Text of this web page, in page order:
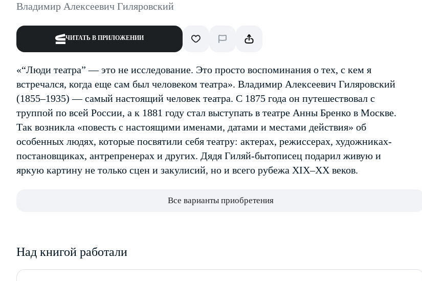
Владимир Алексеевич Гиляровский
ЧИТАТЬ В ПРИЛОЖЕНИИ
«“Люди театра” — это не исследование. Это просто воспоминания о тех, с кем я
встречался, когда еще сам был человеком театра». Владимир Алексеевич Гиляровский
(1855–1935) — самый настоящий человек театра. С 1875 года он путешествовал с
труппой по всей России, а к 1881 году стал выступать в театре Анны Бренко в Москве.
Так возникла «повесть с настоящими именами, датами и местами действия» об
особенных людях, которые посвятили себя театру: актерах, режиссерах, художниках-
постановщиках, антрепренерах и других. Дядя Гиляй-бытописец подарил живую и
яркую картину не только сцен и закулисий, но и всего рубежа XIX–XX веков.
Все варианты приобретения
Над книгой работали